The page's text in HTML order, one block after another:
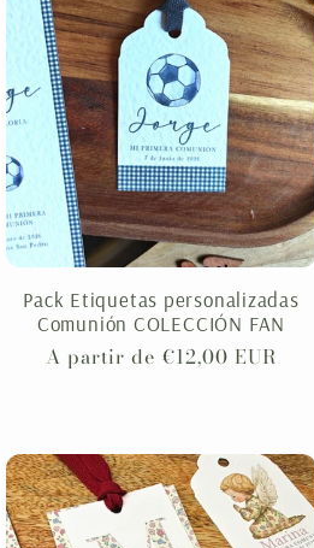
Pack Etiquetas personalizadas
Comunión COLECCIÓN FAN
Precio
A partir de €12,00 EUR